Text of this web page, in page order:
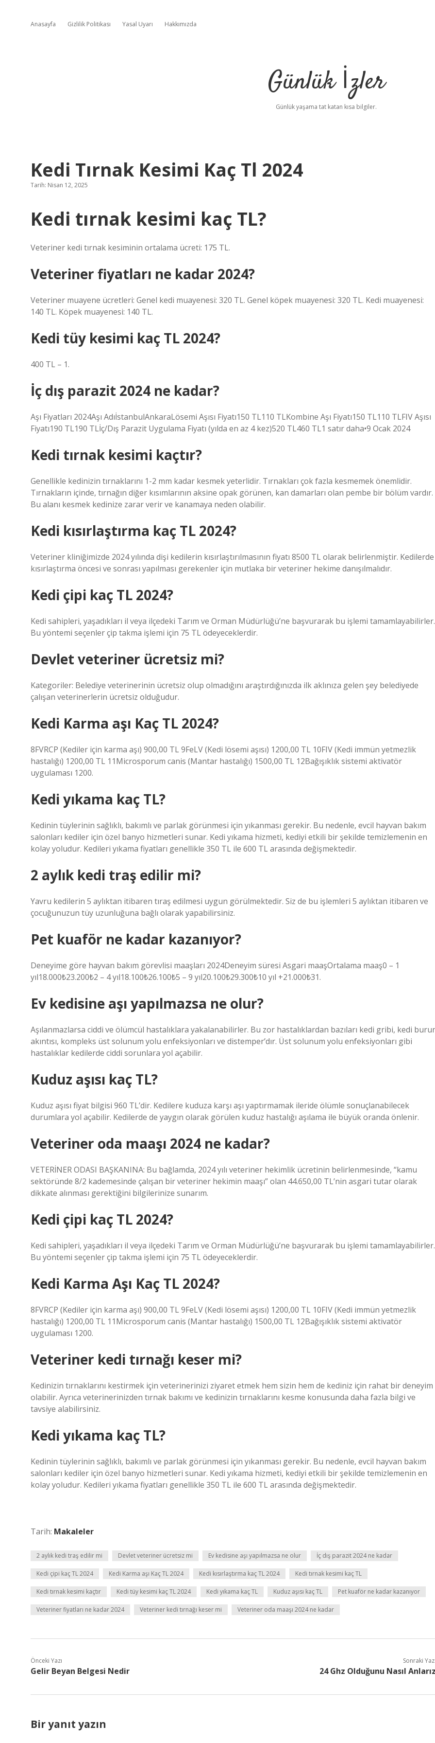
Anasayfa Gizlilik Politikası Yasal Uyarı Hakkımızda
Günlük İzler
Günlük yaşama tat katan kısa bilgiler.
Kedi Tırnak Kesimi Kaç Tl 2024
Tarih: Nisan 12, 2025
Kedi tırnak kesimi kaç TL?
Veteriner kedi tırnak kesiminin ortalama ücreti: 175 TL.
Veteriner fiyatları ne kadar 2024?
Veteriner muayene ücretleri: Genel kedi muayenesi: 320 TL. Genel köpek muayenesi: 320 TL. Kedi muayenesi:
140 TL. Köpek muayenesi: 140 TL.
Kedi tüy kesimi kaç TL 2024?
400 TL – 1.
İç dış parazit 2024 ne kadar?
Aşı Fiyatları 2024Aşı AdıİstanbulAnkaraLösemi Aşısı Fiyatı150 TL110 TLKombine Aşı Fiyatı150 TL110 TLFIV Aşısı
Fiyatı190 TL190 TLİç/Dış Parazit Uygulama Fiyatı (yılda en az 4 kez)520 TL460 TL1 satır daha•9 Ocak 2024
Kedi tırnak kesimi kaçtır?
Genellikle kedinizin tırnaklarını 1-2 mm kadar kesmek yeterlidir. Tırnakları çok fazla kesmemek önemlidir.
Tırnakların içinde, tırnağın diğer kısımlarının aksine opak görünen, kan damarları olan pembe bir bölüm vardır.
Bu alanı kesmek kedinize zarar verir ve kanamaya neden olabilir.
Kedi kısırlaştırma kaç TL 2024?
Veteriner kliniğimizde 2024 yılında dişi kedilerin kısırlaştırılmasının fiyatı 8500 TL olarak belirlenmiştir. Kedilerde
kısırlaştırma öncesi ve sonrası yapılması gerekenler için mutlaka bir veteriner hekime danışılmalıdır.
Kedi çipi kaç TL 2024?
Kedi sahipleri, yaşadıkları il veya ilçedeki Tarım ve Orman Müdürlüğü’ne başvurarak bu işlemi tamamlayabilirler.
Bu yöntemi seçenler çip takma işlemi için 75 TL ödeyeceklerdir.
Devlet veteriner ücretsiz mi?
Kategoriler: Belediye veterinerinin ücretsiz olup olmadığını araştırdığınızda ilk aklınıza gelen şey belediyede
çalışan veterinerlerin ücretsiz olduğudur.
Kedi Karma aşı Kaç TL 2024?
8FVRCP (Kediler için karma aşı) 900,00 TL 9FeLV (Kedi lösemi aşısı) 1200,00 TL 10FIV (Kedi immün yetmezlik
hastalığı) 1200,00 TL 11Microsporum canis (Mantar hastalığı) 1500,00 TL 12Bağışıklık sistemi aktivatör
uygulaması 1200.
Kedi yıkama kaç TL?
Kedinin tüylerinin sağlıklı, bakımlı ve parlak görünmesi için yıkanması gerekir. Bu nedenle, evcil hayvan bakım
salonları kediler için özel banyo hizmetleri sunar. Kedi yıkama hizmeti, kediyi etkili bir şekilde temizlemenin en
kolay yoludur. Kedileri yıkama fiyatları genellikle 350 TL ile 600 TL arasında değişmektedir.
2 aylık kedi traş edilir mi?
Yavru kedilerin 5 aylıktan itibaren tıraş edilmesi uygun görülmektedir. Siz de bu işlemleri 5 aylıktan itibaren ve
çocuğunuzun tüy uzunluğuna bağlı olarak yapabilirsiniz.
Pet kuaför ne kadar kazanıyor?
Deneyime göre hayvan bakım görevlisi maaşları 2024Deneyim süresi Asgari maaşOrtalama maaş0 – 1
yıl18.000₺23.200₺2 – 4 yıl18.100₺26.100₺5 – 9 yıl20.100₺29.300₺10 yıl +21.000₺31.
Ev kedisine aşı yapılmazsa ne olur?
Aşılanmazlarsa ciddi ve ölümcül hastalıklara yakalanabilirler. Bu zor hastalıklardan bazıları kedi gribi, kedi
akıntısı, kompleks üst solunum yolu enfeksiyonları ve distemper’dır. Üst solunum yolu enfeksiyonları gibi
hastalıklar kedilerde ciddi sorunlara yol açabilir.
Kuduz aşısı kaç TL?
Kuduz aşısı fiyat bilgisi 960 TL’dir. Kedilere kuduza karşı aşı yaptırmamak ileride ölümle sonuçlanabilecek
durumlara yol açabilir. Kedilerde de yaygın olarak görülen kuduz hastalığı aşılama ile büyük oranda önlenir.
Veteriner oda maaşı 2024 ne kadar?
VETERİNER ODASI BAŞKANINA: Bu bağlamda, 2024 yılı veteriner hekimlik ücretinin belirlenmesinde, “kamu
sektöründe 8/2 kademesinde çalışan bir veteriner hekimin maaşı” olan 44.650,00 TL’nin asgari tutar olarak
dikkate alınması gerektiğini bilgilerinize sunarım.
Kedi çipi kaç TL 2024?
Kedi sahipleri, yaşadıkları il veya ilçedeki Tarım ve Orman Müdürlüğü’ne başvurarak bu işlemi tamamlayabilirler.
Bu yöntemi seçenler çip takma işlemi için 75 TL ödeyeceklerdir.
Kedi Karma Aşı Kaç TL 2024?
8FVRCP (Kediler için karma aşı) 900,00 TL 9FeLV (Kedi lösemi aşısı) 1200,00 TL 10FIV (Kedi immün yetmezlik
hastalığı) 1200,00 TL 11Microsporum canis (Mantar hastalığı) 1500,00 TL 12Bağışıklık sistemi aktivatör
uygulaması 1200.
Veteriner kedi tırnağı keser mi?
Kedinizin tırnaklarını kestirmek için veterinerinizi ziyaret etmek hem sizin hem de kediniz için rahat bir deneyim
olabilir. Ayrıca veterinerinizden tırnak bakımı ve kedinizin tırnaklarını kesme konusunda daha fazla bilgi ve
tavsiye alabilirsiniz.
Kedi yıkama kaç TL?
Kedinin tüylerinin sağlıklı, bakımlı ve parlak görünmesi için yıkanması gerekir. Bu nedenle, evcil hayvan bakım
salonları kediler için özel banyo hizmetleri sunar. Kedi yıkama hizmeti, kediyi etkili bir şekilde temizlemenin en
kolay yoludur. Kedileri yıkama fiyatları genellikle 350 TL ile 600 TL arasında değişmektedir.
Tarih: Makaleler
2 aylık kedi traş edilir mi Devlet veteriner ücretsiz mi Ev kedisine aşı yapılmazsa ne olur İç dış parazit 2024 ne kadar
Kedi çipi kaç TL 2024 Kedi Karma aşı Kaç TL 2024 Kedi kısırlaştırma kaç TL 2024 Kedi tırnak kesimi kaç TL
Kedi tırnak kesimi kaçtır Kedi tüy kesimi kaç TL 2024 Kedi yıkama kaç TL Kuduz aşısı kaç TL Pet kuaför ne kadar kazanıyor
Veteriner fiyatları ne kadar 2024 Veteriner kedi tırnağı keser mi Veteriner oda maaşı 2024 ne kadar
Önceki Yazı
Gelir Beyan Belgesi Nedir
Sonraki
24 Ghz Olduğunu Nasıl
Bir yanıt yazın